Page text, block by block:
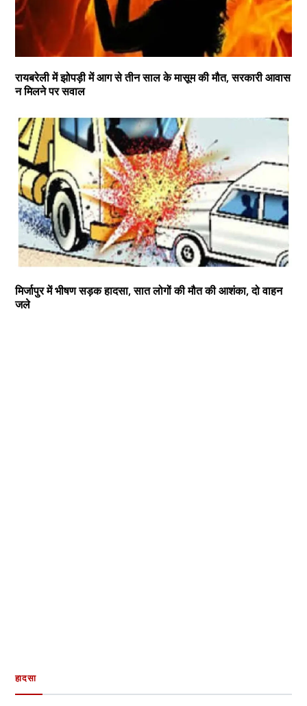
रायबरेली में झोपड़ी में आग से तीन साल के मासूम की मौत, सरकारी आवास
न मिलने पर सवाल
मिर्जापुर में भीषण सड़क हादसा, सात लोगों की मौत की आशंका, दो वाहन
जले
हादसा